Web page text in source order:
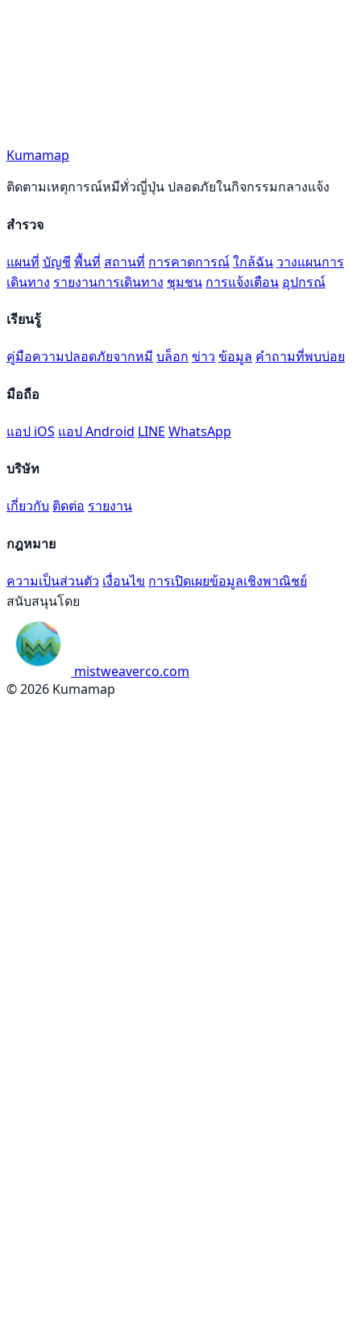
Kumamap
ติดตามเหตุการณ์หมีทั่วญี่ปุ่น ปลอดภัยในกิจกรรมกลางแจ้ง
สำรวจ
แผนที่ บัญชี พื้นที่ สถานที่ การคาดการณ์ใกล้ฉัน วางแผนการ
เดินทาง รายงานการเดินทาง ชุมชน การแจ้งเตือน อุปกรณ์
เรียนรู้
คู่มือความปลอดภัยจากหมี บล็อก ข่าว ข้อมูล คำถามที่พบบ่อย
มือถือ
แอป iOS แอป Android LINE WhatsApp
บริษัท
เกี่ยวกับ ติดต่อ รายงาน
กฎหมาย
ความเป็นส่วนตัว เงื่อนไข การเปิดเผยข้อมูลเชิงพาณิชย์
สนับสนุนโดย
mistweaverco.com
© 2026 Kumamap